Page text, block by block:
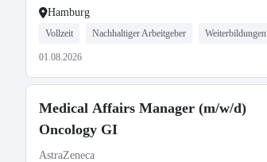
Hamburg
Vollzeit Nachhaltiger Arbeitgeber Weiterbildungen
01.08.2026
Medical Affairs Manager (m/w/d)
Oncology GI
AstraZeneca